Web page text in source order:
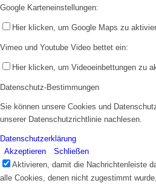
Google Karteneinstellungen:
Hier klicken, um Google Maps zu
Vimeo und Youtube Video bettet ein:
Hier klicken, um Videoeinbettungen zu
Datenschutz-Bestimmungen
Sie können unsere Cookies und
unserer Datenschutzrichtlinie nachlesen.
Datenschutzerklärung
Akzeptieren
Schließen
Aktivieren, damit die Nachrichtenleiste
alle Cookies, denen nicht zugestimmt